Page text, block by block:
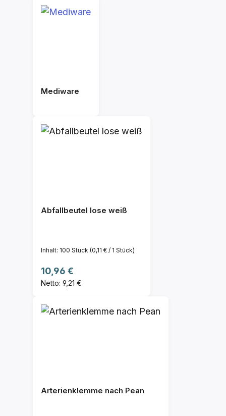
Mediware
Abfallbeutel lose weiß
Inhalt: 100 Stück (0,11 € / 1 Stück)
Regulärer Preis:
10,96 €
Netto: 9,21 €
Arterienklemme nach Pean